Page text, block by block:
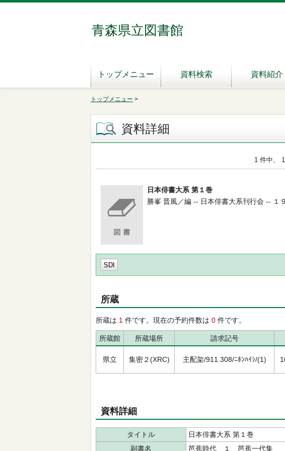
青森県立図書館
トップメニュー 資料検索 資料紹介
トップメニュー >
資料詳細
1 件中、
日本俳書大系 第１巻
勝峯 晋風／編 -- 日本俳書大系刊行会 -- １
SDI
所蔵
所蔵は 1 件です。現在の予約件数は 0 件です。
所蔵館 所蔵場所 請求記号
県立 集密２(XRC) 主配架/911.308/ﾆﾎﾝﾊｲｼ/(1)
資料詳細
タイトル
日本俳書大系 第１巻
副書名
芭蕉時代 １ 芭蕉一代集